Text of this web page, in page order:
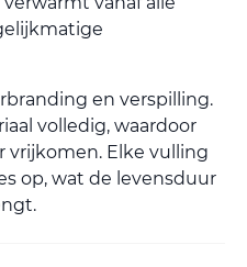
en verspilling.
volledig, waardoor
Elke vulling
op, wat de levensduur